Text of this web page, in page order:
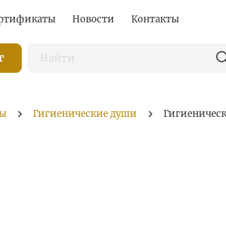
Новости Контакты
Гигиенические души